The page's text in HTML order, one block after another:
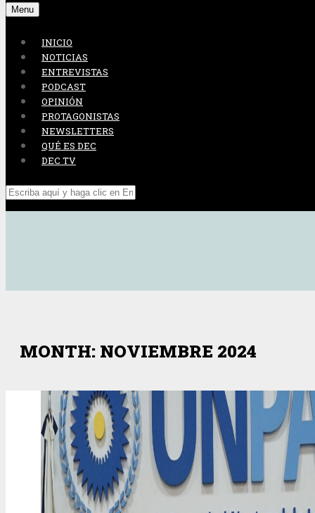
Menu
INICIO
NOTICIAS
ENTREVISTAS
PODCAST
OPINIÓN
PROTAGONISTAS
NEWSLETTERS
QUÉ ES DEC
DEC TV
MONTH: NOVIEMBRE 2024